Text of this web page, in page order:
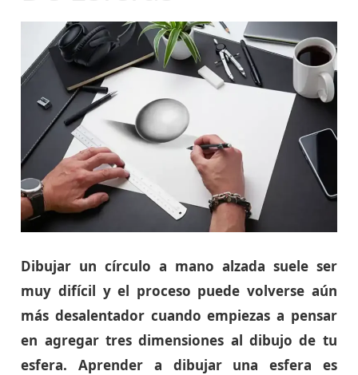
Dibujar un círculo a mano alzada suele ser
muy difícil y el proceso puede volverse aún
más desalentador cuando empiezas a pensar
en agregar tres dimensiones al dibujo de tu
esfera. Aprender a dibujar una esfera es